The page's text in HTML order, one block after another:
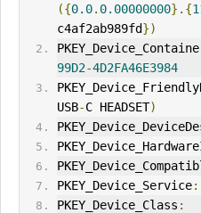
({0.0. 0.00000000}.{
c4af2ab989fd})
99D2-4D2FA46E3984
USB-C HEADSET)
PKEY_Device_Service:
PKEY_Device_Class :